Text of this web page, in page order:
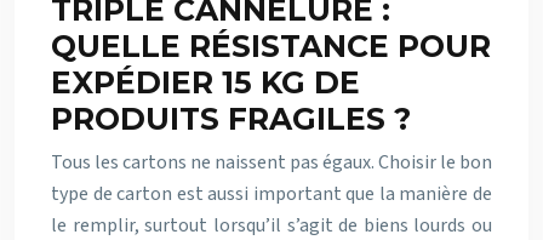
TRIPLE CANNELURE :
QUELLE RÉSISTANCE POUR
EXPÉDIER 15 KG DE
PRODUITS FRAGILES ?
Tous les cartons ne naissent pas égaux. Choisir le bon
type de carton est aussi important que la manière de
le remplir, surtout lorsqu’il s’agit de biens lourds ou